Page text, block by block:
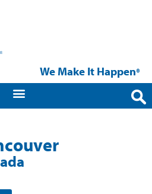
We Make It Happen®